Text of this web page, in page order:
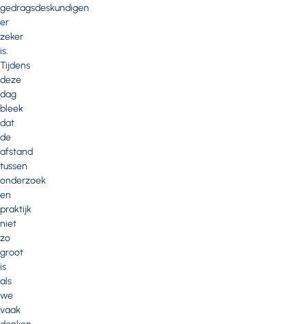
gedragsdeskundigen
er
zeker
is.
Tijdens
deze
dag
bleek
dat
de
afstand
tussen
onderzoek
en
praktijk
niet
zo
groot
is
als
we
vaak